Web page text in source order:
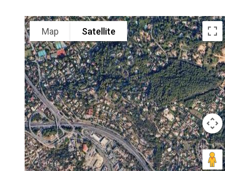
Map Satellite